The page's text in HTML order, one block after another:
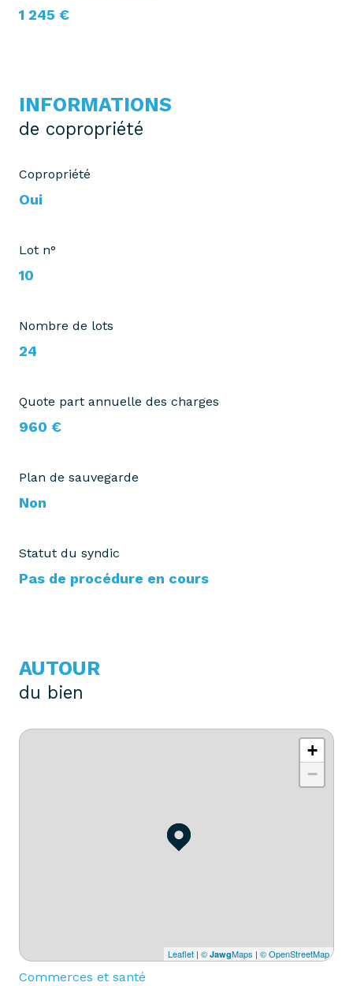
1 245 €
INFORMATIONS
de copropriété
Copropriété
Oui
Lot n°
10
Nombre de lots
24
Quote part annuelle des charges
960 €
Plan de sauvegarde
Non
Statut du syndic
Pas de procédure en cours
AUTOUR
du bien
+
−
Leaflet | © JawgMaps | © OpenStreetMap
Commerces et santé